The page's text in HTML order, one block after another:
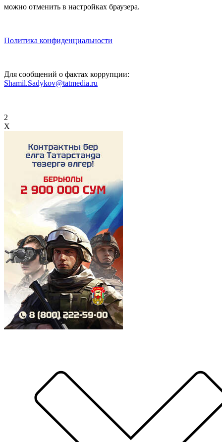
можно отменить в настройках браузера.
Политика конфиденциальности
Для сообщений о фактах коррупции:
Shamil.Sadykov@tatmedia.ru
2
X